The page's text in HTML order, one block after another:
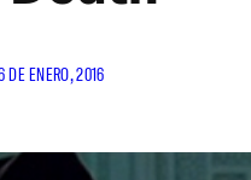
DE ENERO, 2016